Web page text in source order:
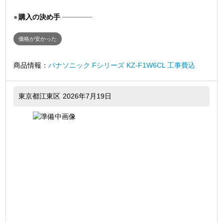
購入の決め手
価格が安かった
商品情報： パナソニック Fシリーズ KZ-F1W6CL 工事費込
東京都江東区 2026年7月19日